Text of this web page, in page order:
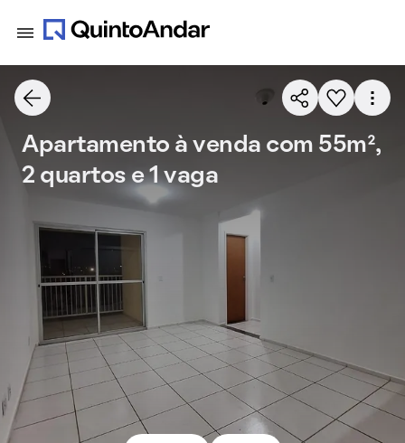
Apartamento à venda com 55m²,
2 quartos e 1 vaga